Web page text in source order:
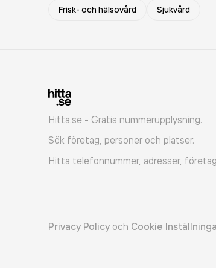
Frisk- och hälsovård
Sjukvård
Hitta.se - Gratis nummerupplysning.
Sök företag, personer och platser.
Hitta telefonnummer, adresser,
Privacy Policy och Cookie